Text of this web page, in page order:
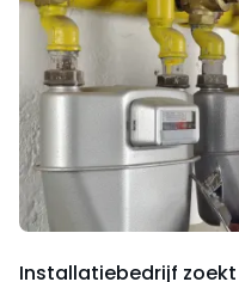
Installatiebedrijf